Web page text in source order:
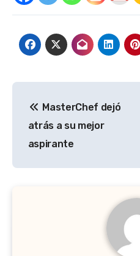
de
entradas
MasterChef dejó
atrás a su mejor
aspirante